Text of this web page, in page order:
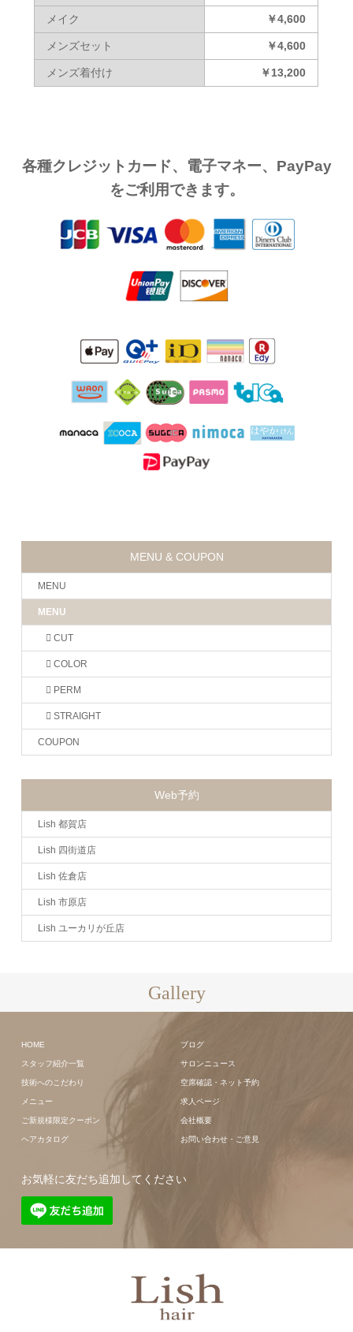
メイク ￥4,600
メンズセット ￥4,600
メンズ着付け ￥13,200
各種クレジットカード、電子マネー、PayPay
をご利用できます。
MENU & COUPON
MENU
MENU
CUT
COLOR
PERM
STRAIGHT
COUPON
Web予約
Lish 都賀店
Lish 四街道店
Lish 佐倉店
Lish 市原店
Lish ユーカリが丘店
Gallery
HOME
スタッフ紹介一覧
技術へのこだわり
メニュー
ご新規様限定クーポン
ヘアカタログ
ブログ
サロンニュース
空席確認・ネット予約
求人ページ
会社概要
お問い合わせ・ご意見
お気軽に友だち追加してください